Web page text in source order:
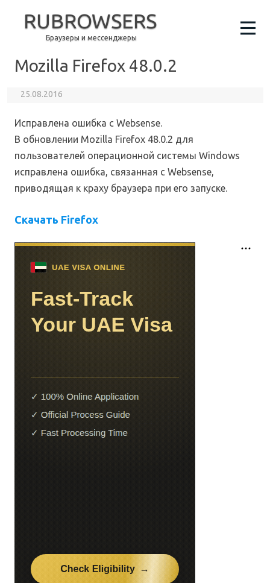
RUBROWSERS
Браузеры и мессенджеры
Mozilla Firefox 48.0.2
25.08.2016
Исправлена ошибка с Websense.
В обновлении Mozilla Firefox 48.0.2 для
пользователей операционной системы Windows
исправлена ошибка, связанная с Websense,
приводящая к краху браузера при его запуске.
Скачать Firefox